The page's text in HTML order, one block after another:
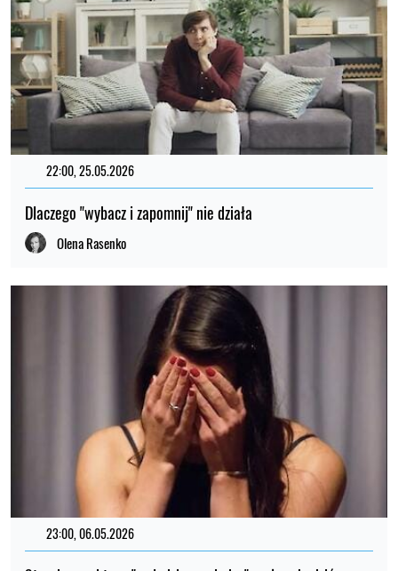
22:00, 25.05.2026
Dlaczego "wybacz i zapomnij" nie działa
Olena Rasenko
23:00, 06.05.2026